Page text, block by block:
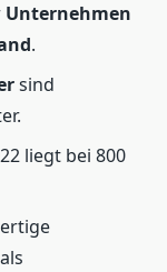
Unternehmen
.
sind
liegt bei 800